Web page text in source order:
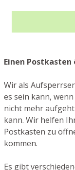
Einen
Wir als
es sein kann,
nicht mehr
kann. Wir helfen
Postkasten zu
kommen.
Es gibt